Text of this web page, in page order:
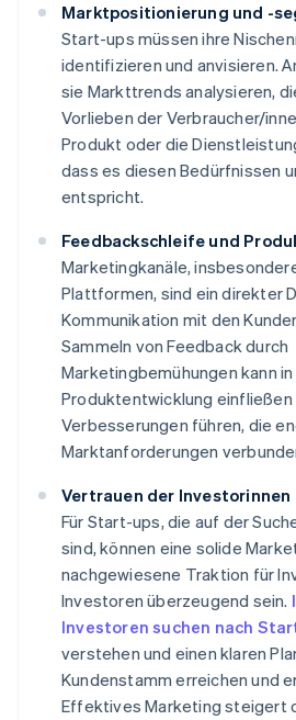
Marktpositionierung und -
Start-ups müssen ihre
identifizieren und anvisieren.
sie Markttrends analysieren,
Vorlieben der Verbraucher/
Produkt oder die
dass es diesen Bedürfnissen
entspricht.
Feedbackschleife und
Marketingkanäle,
Plattformen, sind ein direkter
Kommunikation mit den
Sammeln von Feedback durch
Marketingbemühungen kann in
Produktentwicklung einfließen
Verbesserungen führen, die
Marktanforderungen
Vertrauen der Investorinnen
Für Start-ups, die auf der
sind, können eine solide
nachgewiesene Traktion für
Investoren überzeugend sein.
Investoren suchen nach
verstehen und einen klaren
Kundenstamm erreichen und
Effektives Marketing steigert